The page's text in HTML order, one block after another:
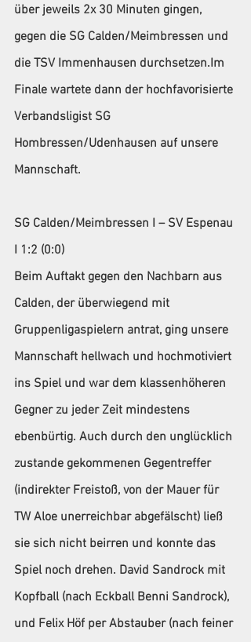
über jeweils 2x 30 Minuten gingen,
gegen die SG Calden/Meimbressen und
die TSV Immenhausen durchsetzen.Im
Finale wartete dann der hochfavorisierte
Verbandsligist SG
Hombressen/Udenhausen auf unsere
Mannschaft.
SG Calden/Meimbressen I – SV Espenau
I 1:2 (0:0)
Beim Auftakt gegen den Nachbarn aus
Calden, der überwiegend mit
Gruppenligaspielern antrat, ging unsere
Mannschaft hellwach und hochmotiviert
ins Spiel und war dem klassenhöheren
Gegner zu jeder Zeit mindestens
ebenbürtig. Auch durch den unglücklich
zustande gekommenen Gegentreffer
(indirekter Freistoß, von der Mauer für
TW Aloe unerreichbar abgefälscht) ließ
sie sich nicht beirren und konnte das
Spiel noch drehen. David Sandrock mit
Kopfball (nach Eckball Benni Sandrock),
und Felix Höf per Abstauber (nach feiner